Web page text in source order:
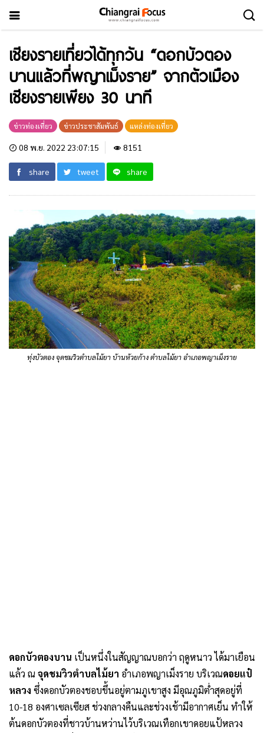
เชียงรายเที่ยวได้ทุกวัน “ดอกบัวตอง
บานแล้วที่พญาเม็งราย” จากตัวเมือง
เชียงรายเพียง 30 นาที
ข่าวท่องเที่ยว ข่าวประชาสัมพันธ์ แหล่งท่องเที่ยว
08 พ.ย. 2022 23:07:15 8151
share tweet share
ทุ่งบัวตอง จุดชมวิวตำบลไม้ยา บ้านห้วยก้าง ตำบลไม้ยา อำเภอพญาเม็งราย
ดอกบัวตองบาน เป็นหนึ่งในสัญญาณบอกว่า ฤดูหนาว ได้มาเยือน
แล้ว ณ จุดชมวิวตำบลไม้ยา อำเภอพญาเม็งราย บริเวณดอยแป๋
หลวง ซึ่งดอกบัวตองชอบขึ้นอยู่ตามภูเขาสูง มีอุณภูมิต่ำสุดอยู่ที่
10-18 องศาเซลเซียส ช่วงกลางคืนและช่วงเช้ามีอากาศเย็น ทำให้
ต้นดอกบัวตองที่ชาวบ้านหว่านไว้บริเวณเทือกเขาดอยแป้หลวง